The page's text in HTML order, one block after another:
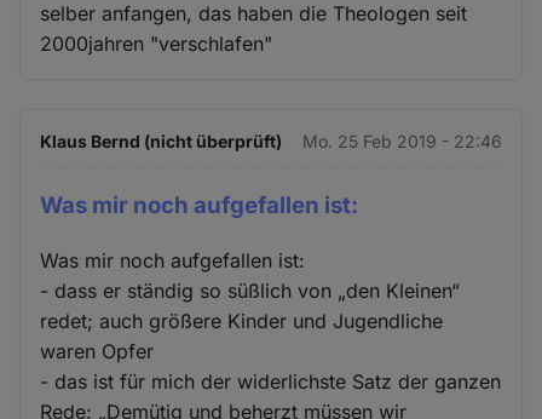
selber anfangen, das haben die Theologen seit
2000jahren "verschlafen"
Klaus Bernd (nicht überprüft) Mo. 25 Feb 2019 - 22:46
Was mir noch aufgefallen ist:
Was mir noch aufgefallen ist:
- dass er ständig so süßlich von „den Kleinen“
redet; auch größere Kinder und Jugendliche
waren Opfer
- das ist für mich der widerlichste Satz der ganzen
Rede: „Demütig und beherzt müssen wir